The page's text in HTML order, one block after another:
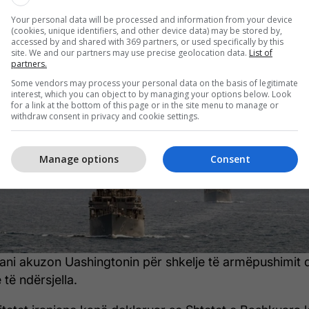
2026 • 23:36
akuzon SHBA-në për shkelje të
akuzon Uashingtonin për shkelje të armëpushimit
të ndërsjella.
Your personal data will be processed and information from your device
(cookies, unique identifiers, and other device data) may be stored by,
accessed by and shared with 369 partners, or used specifically by this
site. We and our partners may use precise geolocation data. List of
partners.
Some vendors may process your personal data on the basis of legitimate
interest, which you can object to by managing your options below. Look
for a link at the bottom of this page or in the site menu to manage or
withdraw consent in privacy and cookie settings.
Consent
Manage options